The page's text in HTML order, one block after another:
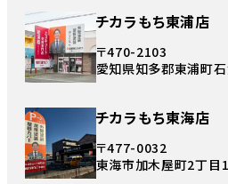
チカラもち東浦店
〒470-2103
愛知県知多郡東浦町石
チカラもち東海店
〒477-0032
東海市加木屋町2丁目